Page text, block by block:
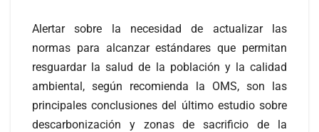
Alertar sobre la necesidad de actualizar las
normas para alcanzar estándares que permitan
resguardar la salud de la población y la calidad
ambiental, según recomienda la OMS, son las
principales conclusiones del último estudio sobre
descarbonización y zonas de sacrificio de la